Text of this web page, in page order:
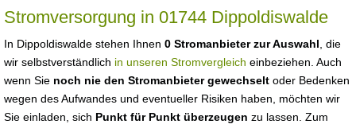
Stromversorgung in 01744 Dippoldiswalde
In Dippoldiswalde stehen Ihnen 0 Stromanbieter zur Auswahl , die
wir selbstverständlich in unseren Stromvergleich einbeziehen. Auch
wenn Sie noch nie den Stromanbieter gewechselt oder Bedenken
wegen des Aufwandes und eventueller Risiken haben, möchten wir
Sie einladen, sich Punkt für Punkt überzeugen zu lassen. Zum